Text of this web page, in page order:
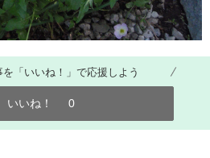
「いいね！」で応援しよう
いいね！ 0